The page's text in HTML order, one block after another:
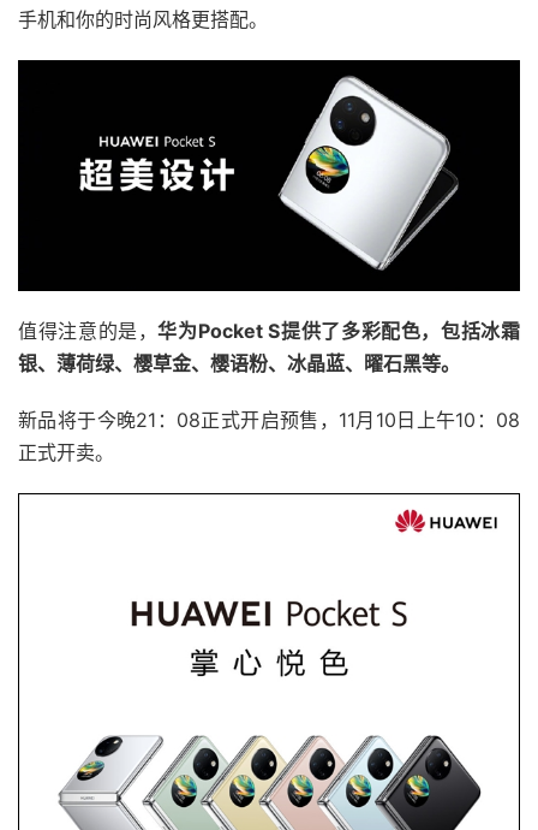
手机和你的时尚风格更搭配。
值得注意的是，华为Pocket S提供了多彩配色，包括冰霜
银、薄荷绿、樱草金、樱语粉、冰晶蓝、曜石黑等。
新品将于今晚21：08正式开启预售，11月10日上午10：08
正式开卖。